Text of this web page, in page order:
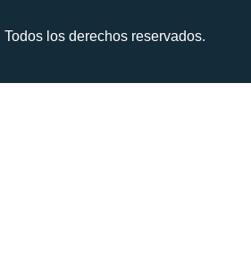
los derechos reservados.